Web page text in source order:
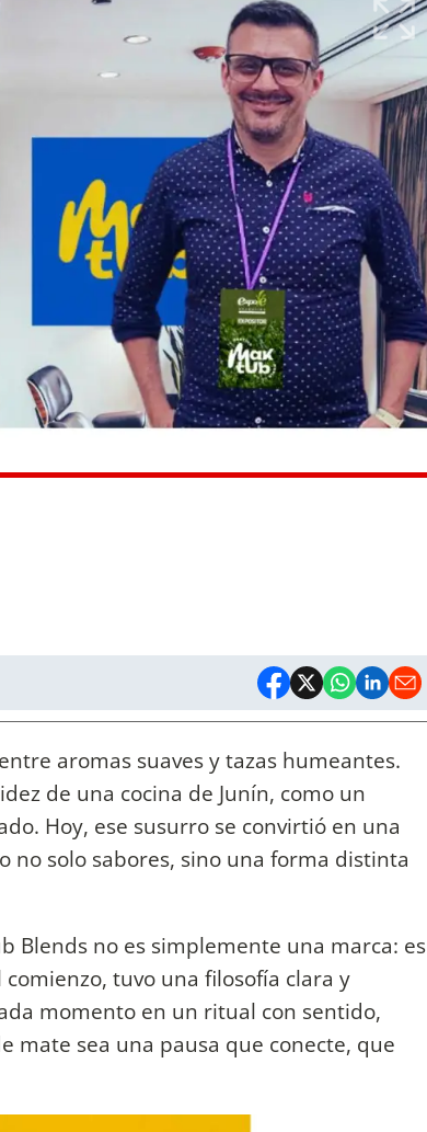
aromas suaves y tazas humeantes.
de una cocina de Junín, como un
Hoy, ese susurro se convirtió en una
no solo sabores, sino una forma distinta
Blends no es simplemente una marca: es
tuvo una filosofía clara y
momento en un ritual con sentido,
mate sea una pausa que conecte, que